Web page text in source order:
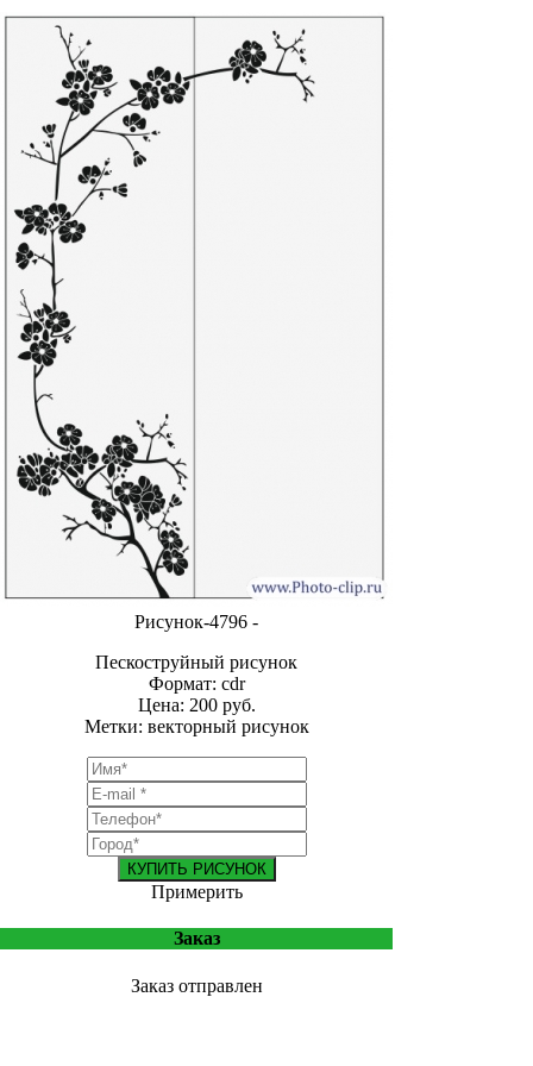
Рисунок-4796 -
Пескоструйный рисунок
Формат: cdr
Цена: 200 руб.
Метки: векторный рисунок
КУПИТЬ РИСУНОК
Примерить
Заказ
Заказ отправлен